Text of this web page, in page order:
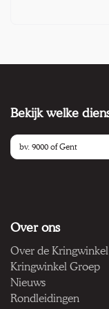
Bekijk welke
Over ons
Over de Kringwinkel
Kringwinkel Groep
Nieuws
Rondleidingen